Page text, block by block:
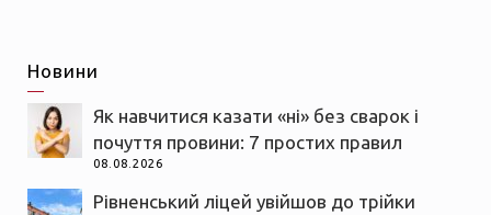
Новини
Як навчитися казати «ні» без сварок і
почуття провини: 7 простих правил
08.08.2026
Рівненський ліцей увійшов до трійки